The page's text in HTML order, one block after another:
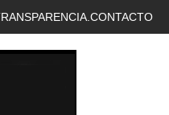
CONTACTO